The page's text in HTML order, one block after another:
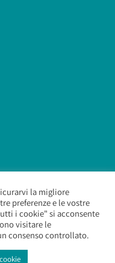
All Rights Reserved.
la migliore
preferenze e le vostre
i cookie" si acconsente
visitare le
consenso controllato.